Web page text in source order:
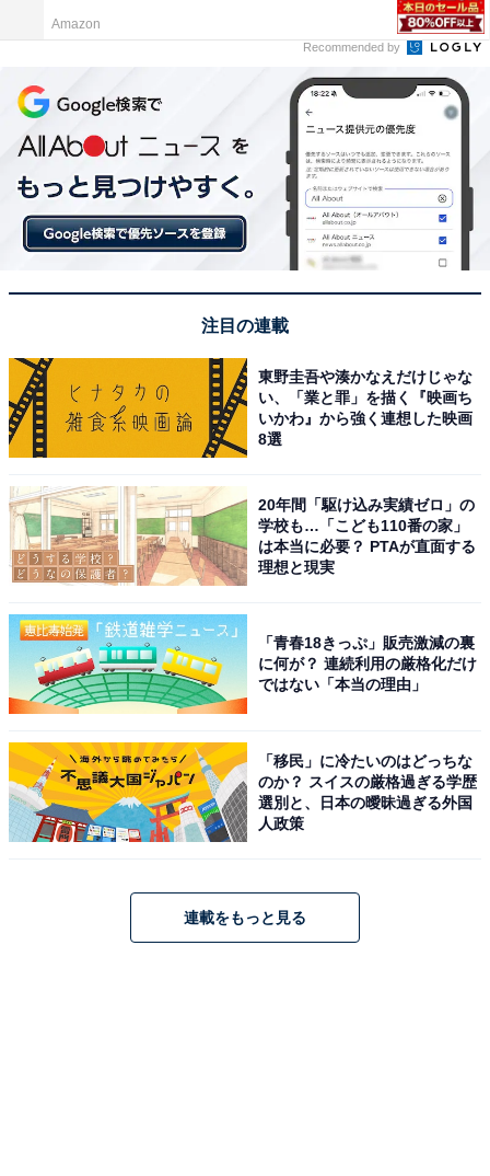
Amazon
Recommended by
注目の連載
東野圭吾や湊かなえだけじゃな
い、「業と罪」を描く『映画ち
いかわ』から強く連想した映画
8選
20年間「駆け込み実績ゼロ」の
学校も…「こども110番の家」
は本当に必要？ PTAが直面する
理想と現実
「青春18きっぷ」販売激減の裏
に何が？ 連続利用の厳格化だけ
ではない「本当の理由」
「移民」に冷たいのはどっちな
のか？ スイスの厳格過ぎる学歴
選別と、日本の曖昧過ぎる外国
人政策
連載をもっと見る